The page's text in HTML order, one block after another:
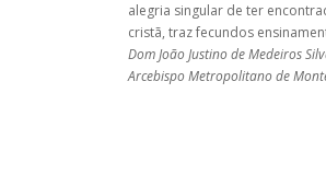
alegria singular de ter
cristã, traz fecundos
Dom João Justino de Medeiros
Arcebispo Metropolitano de